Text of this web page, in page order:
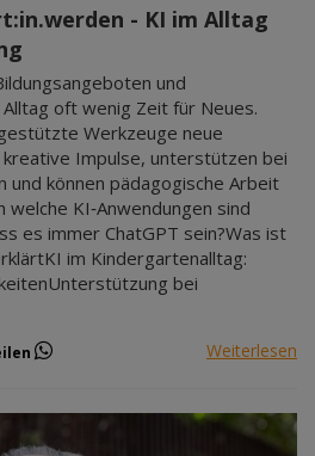
- KI im Alltag
und
oft wenig Zeit für Neues.
Werkzeuge neue
kreative Impulse, unterstützen bei
und können pädagogische Arbeit
KI‑Anwendungen sind
es immer ChatGPT sein?Was ist
im Kindergartenalltag:
bei
Weiterlesen